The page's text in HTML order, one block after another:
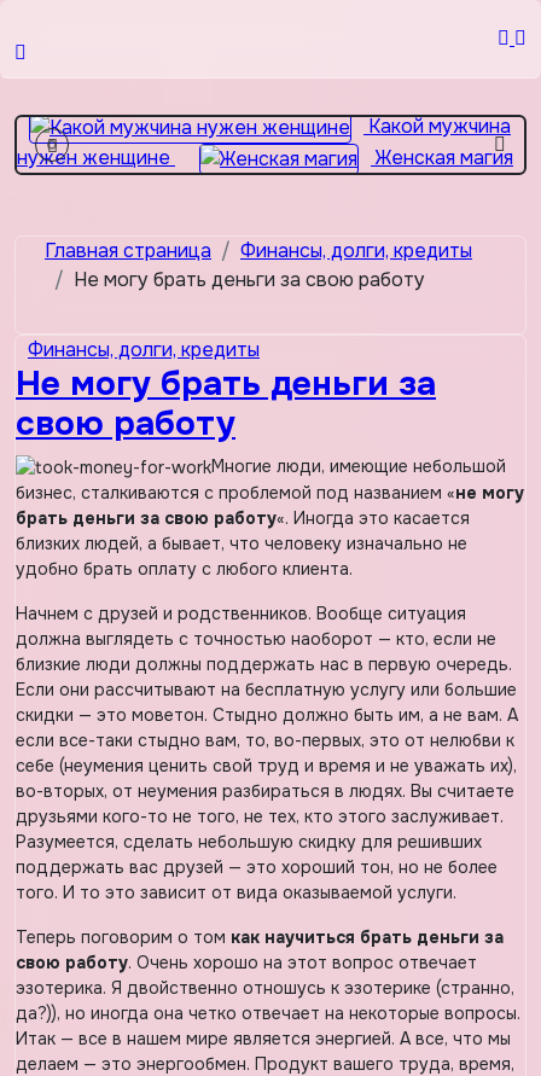
Какой мужчина
нужен женщине
Женская магия
Главная страница
Финансы, долги, кредиты
Не могу брать деньги за свою работу
Финансы, долги, кредиты
Не могу брать деньги за
свою работу
Многие люди, имеющие небольшой
бизнес, сталкиваются с проблемой под названием «не могу
брать деньги за свою работу«. Иногда это касается
близких людей, а бывает, что человеку изначально не
удобно брать оплату с любого клиента.
Начнем с друзей и родственников. Вообще ситуация
должна выглядеть с точностью наоборот — кто, если не
близкие люди должны поддержать нас в первую очередь.
Если они рассчитывают на бесплатную услугу или большие
скидки — это моветон. Стыдно должно быть им, а не вам. А
если все-таки стыдно вам, то, во-первых, это от нелюбви к
себе (неумения ценить свой труд и время и не уважать их),
во-вторых, от неумения разбираться в людях. Вы считаете
друзьями кого-то не того, не тех, кто этого заслуживает.
Разумеется, сделать небольшую скидку для решивших
поддержать вас друзей — это хороший тон, но не более
того. И то это зависит от вида оказываемой услуги.
Теперь поговорим о том как научиться брать деньги за
свою работу. Очень хорошо на этот вопрос отвечает
эзотерика. Я двойственно отношусь к эзотерике (странно,
да?)), но иногда она четко отвечает на некоторые вопросы.
Итак — все в нашем мире является энергией. А все, что мы
делаем — это энергообмен. Продукт вашего труда, время,